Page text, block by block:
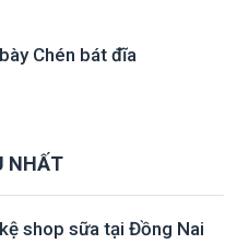
Chén bát đĩa
NHẤT
shop sữa tại Đồng Nai